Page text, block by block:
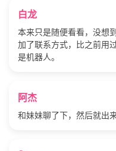
白龙
本来只是随便看看，没想
加了联系方式，比之前用
是机器人。
阿杰
和妹妹聊了下，然后就出